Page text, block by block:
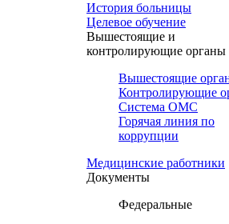
История больницы
Целевое обучение
Вышестоящие и
контролирующие органы
Вышестоящие
Контролирующие
Система ОМС
Горячая линия по
коррупции
Медицинские работники
Документы
Федеральные